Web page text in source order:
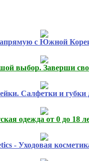
напрямую с Южной
выбор. Заверши
Салфетки и губки
одежда от 0 до 18
- Уходовая